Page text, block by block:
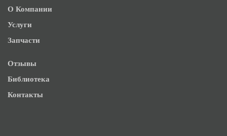
О Компании
Услуги
Запчасти
Отзывы
Библиотека
Контакты